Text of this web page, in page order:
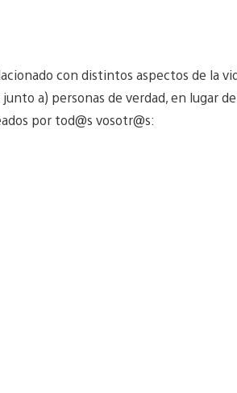
con distintos aspectos de la
a) personas de verdad, en lugar de
por tod@s vosotr@s: